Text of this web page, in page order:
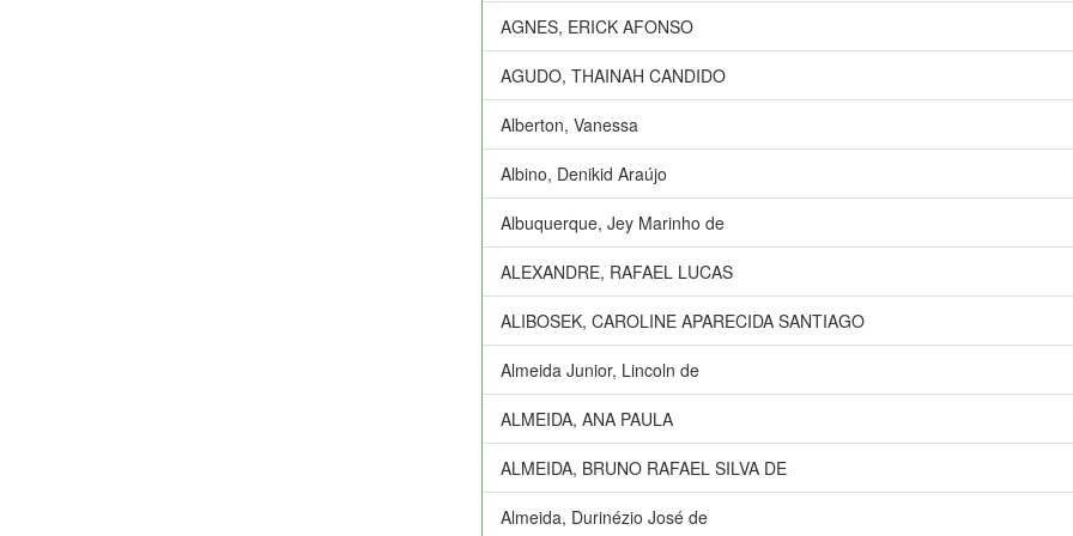
AGNES, ERICK AFONSO
AGUDO, THAINAH CANDIDO
Alberton, Vanessa
Albino, Denikid Araújo
Albuquerque, Jey Marinho de
ALEXANDRE, RAFAEL LUCAS
ALIBOSEK, CAROLINE APARECIDA SANTIAGO
Almeida Junior, Lincoln de
ALMEIDA, ANA PAULA
ALMEIDA, BRUNO RAFAEL SILVA DE
Almeida, Durinézio José de